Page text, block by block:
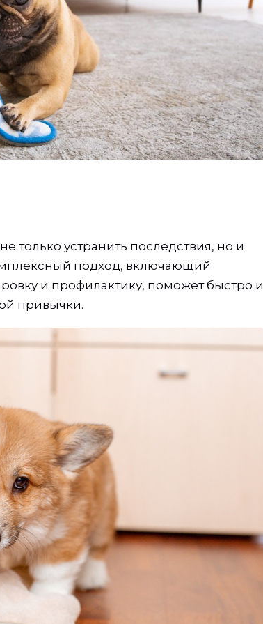
только устранить последствия, но и
подход, включающий
и профилактику, поможет быстро и
привычки.